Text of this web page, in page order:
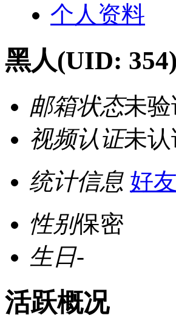
个人资料
黑人(UID: 354)
邮箱状态未验
视频认证未认
统计信息 好
性别保密
生日-
活跃概况